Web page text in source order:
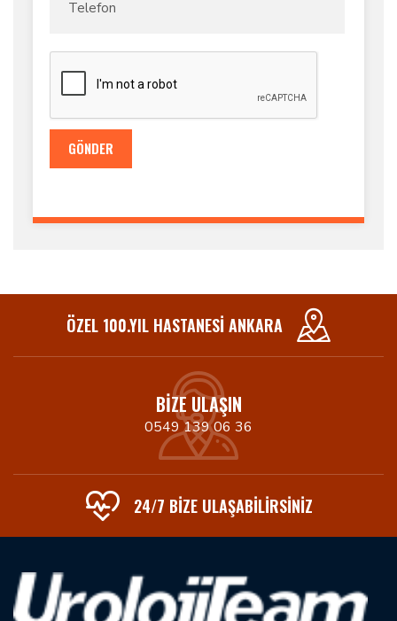
GÖNDER
ÖZEL 100.YIL HASTANESI ANKARA
BIZE ULAŞIN
0549 139 06 36
24/7 BIZE ULAŞABİLİRSİNİZ